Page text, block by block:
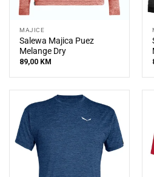
MAJICE
Salewa Majica Puez
Melange Dry
89,00 KM